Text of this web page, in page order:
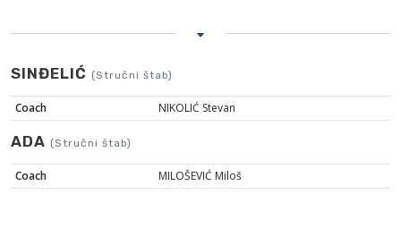
SINĐELIĆ (Stručni štab)
Coach NIKOLIĆ Stevan
ADA (Stručni štab)
Coach MILOŠEVIĆ Miloš